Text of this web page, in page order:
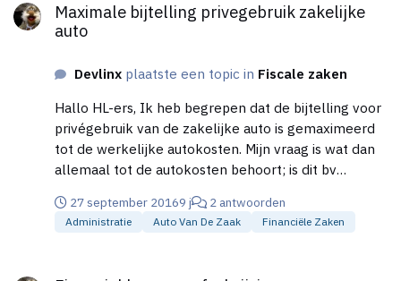
Maximale bijtelling privegebruik zakelijke
auto
Devlinx plaatste een topic in Fiscale zaken
Hallo HL-ers, Ik heb begrepen dat de bijtelling voor
privégebruik van de zakelijke auto is gemaximeerd
tot de werkelijke autokosten. Mijn vraag is wat dan
allemaal tot de autokosten behoort; is dit bv
Dev27 september 20169 j 2 antwoorden
Administratie Auto Van De Zaak Financiële Zaken